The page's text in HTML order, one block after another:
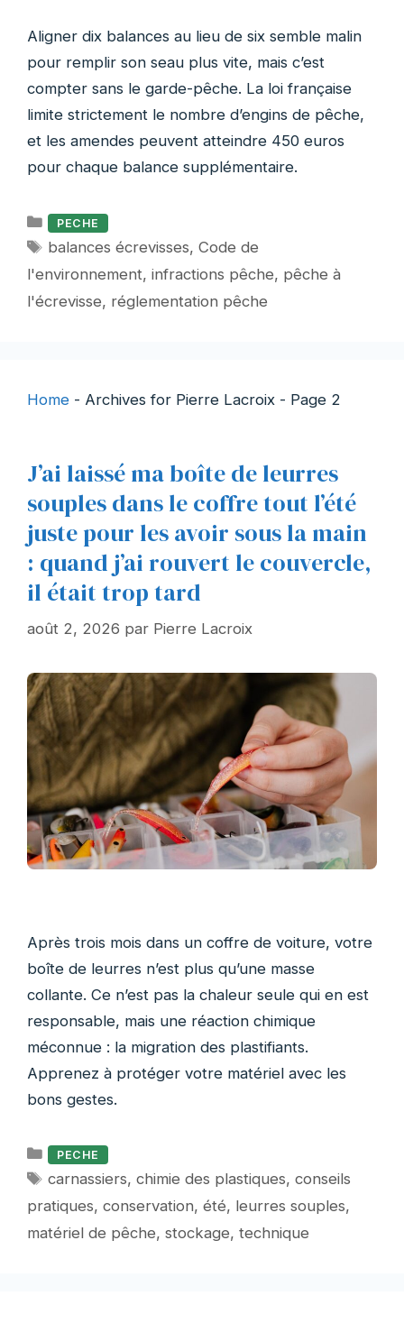
Aligner dix balances au lieu de six semble malin
pour remplir son seau plus vite, mais c’est
compter sans le garde-pêche. La loi française
limite strictement le nombre d’engins de pêche,
et les amendes peuvent atteindre 450 euros
pour chaque balance supplémentaire.
Catégories
PECHE
Étiquettes
balances écrevisses,Code de
l'environnement, infractions pêche, pêche à
l'écrevisse, réglementation pêche
Home - Archives for Pierre Lacroix - Page 2
J’ai laissé ma boîte de leurres
souples dans le coffre tout l’été
juste pour les avoir sous la main
: quand j’ai rouvert le couvercle,
il était trop tard
août 2, 2026 par Pierre Lacroix
Après trois mois dans un coffre de voiture, votre
boîte de leurres n’est plus qu’une masse
collante. Ce n’est pas la chaleur seule qui en est
responsable, mais une réaction chimique
méconnue : la migration des plastifiants.
Apprenez à protéger votre matériel avec les
bons gestes.
Catégories
PECHE
Étiquettes
carnassiers,chimie des plastiques,conseils
pratiques, conservation, été, leurres souples,
matériel de pêche, stockage, technique